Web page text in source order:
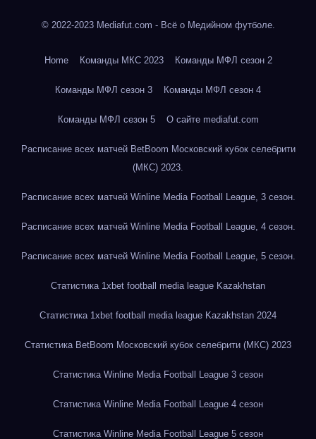
© 2022-2023 Mediafut.com - Всё о Медийном футболе.
Home Команды МКС 2023 Команды МФЛ сезон 2
Команды МФЛ сезон 3 Команды МФЛ сезон 4
Команды МФЛ сезон 5 О сайте mediafut.com
Расписание всех матчей BetBoom Московский кубок селебрити
(МКС) 2023.
Расписание всех матчей Winline Media Football League, 3 сезон.
Расписание всех матчей Winline Media Football League, 4 сезон.
Расписание всех матчей Winline Media Football League, 5 сезон.
Статистика 1xbet football media league Kazakhstan
Статистика 1xbet football media league Kazakhstan 2024
Статистика BetBoom Московский кубок селебрити (МКС) 2023
Статистика Winline Media Football League 3 сезон
Статистика Winline Media Football League 4 сезон
Статистика Winline Media Football League 5 сезон